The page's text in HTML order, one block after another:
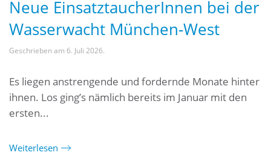
Neue EinsatztaucherInnen bei der
Wasserwacht München-West
Geschrieben am 6. Juli 2026.
Es liegen anstrengende und fordernde Monate hinter
ihnen. Los ging’s nämlich bereits im Januar mit den
ersten...
Weiterlesen